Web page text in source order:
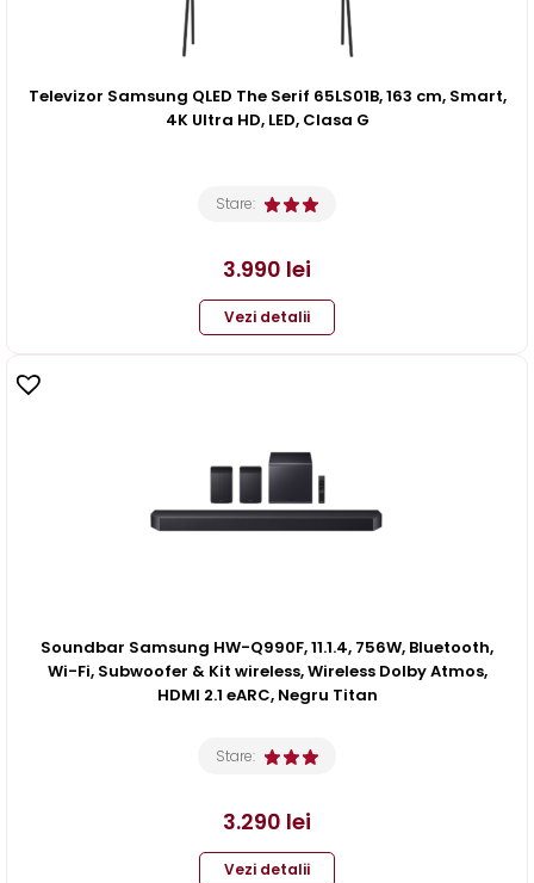
Televizor Samsung QLED The Serif 65LS01B, 163 cm, Smart,
4K Ultra HD, LED, Clasa G
Stare:
3.990 lei
Vezi detalii
Soundbar Samsung HW-Q990F, 11.1.4, 756W, Bluetooth,
Wi-Fi, Subwoofer & Kit wireless, Wireless Dolby Atmos,
HDMI 2.1 eARC, Negru Titan
Stare:
3.290 lei
Vezi detalii